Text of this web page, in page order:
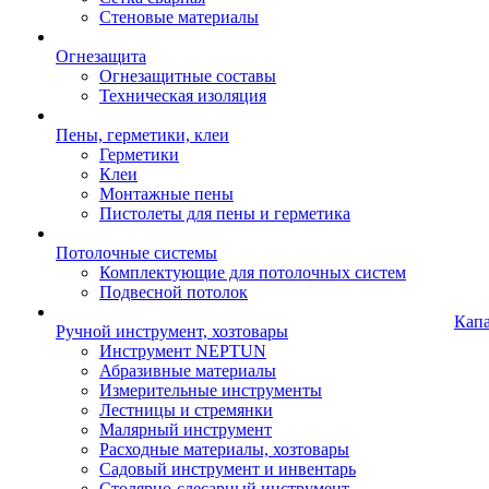
Стеновые материалы
Огнезащита
Огнезащитные составы
Техническая изоляция
Пены, герметики, клеи
Герметики
Клеи
Монтажные пены
Пистолеты для пены и герметика
Потолочные системы
Комплектующие для потолочных систем
Подвесной потолок
Ручной инструмент, хозтовары
Инструмент NEPTUN
Абразивные материалы
Измерительные инструменты
Лестницы и стремянки
Малярный инструмент
Расходные материалы, хозтовары
Садовый инструмент и инвентарь